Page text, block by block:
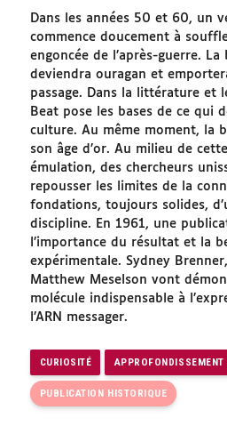
Dans les années 50 et 60, un
commence doucement à
engoncée de l’après-guerre. La
deviendra ouragan et
passage. Dans la littérature et
Beat pose les bases de ce qui
culture. Au même moment, la
son âge d’or. Au milieu de
émulation, des chercheurs
repousser les limites de la
fondations, toujours solides,
discipline. En 1961, une
l’importance du résultat et la
expérimentale. Sydney
Matthew Meselson vont
molécule indispensable à
l’ARN messager.
CURIOSITÉ APPROFONDISSEMENT
PUBLICATION HISTORIQUE